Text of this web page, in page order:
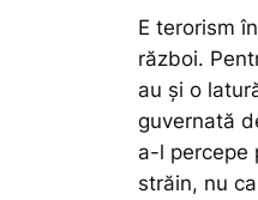
E terorism
război.
au şi o
guvernată
a-l percepe
străin, nu